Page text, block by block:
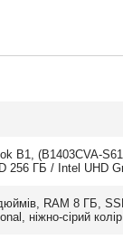
B1, (B1403CVA-
256 ГБ / Intel UHD
RAM 8 ГБ,
ніжно-сірий колір